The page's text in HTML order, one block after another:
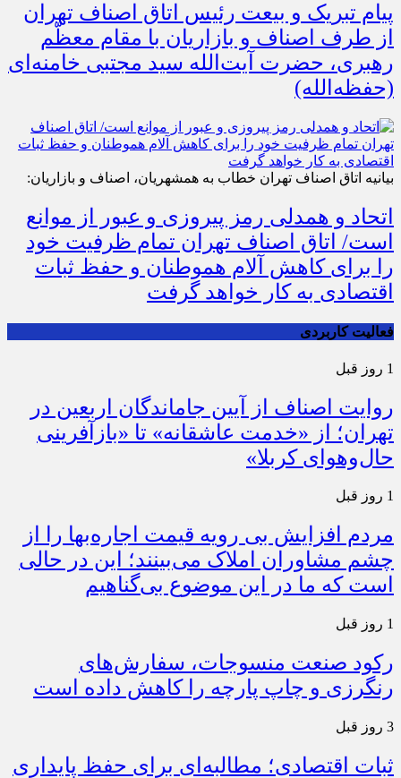
پیام تبریک و بیعت رئیس اتاق اصناف تهران
از طرف اصناف و بازاریان با مقام معظّم
رهبری، حضرت آیت‌الله سید مجتبی خامنه‌ای
(حفظه‌الله)
بیانیه اتاق اصناف تهران خطاب به همشهریان، اصناف و بازاریان:
اتحاد و همدلی رمز پیروزی و عبور از موانع
است/ اتاق اصناف تهران تمام ظرفیت خود
را برای کاهش آلام هموطنان و حفظ ثبات
اقتصادی به کار خواهد گرفت
فعالیت کاربردی
1 روز قبل
روایت اصناف از آیین جاماندگان اربعین در
تهران؛ از «خدمت عاشقانه» تا «بازآفرینی
حال‌وهوای کربلا»
1 روز قبل
مردم افزایش بی رویه قیمت اجاره‌بها را از
چشم مشاوران املاک می‌بینند؛ این در حالی
است که ما در این موضوع بی‌گناهیم
1 روز قبل
رکود صنعت منسوجات، سفارش‌های
رنگرزی و چاپ پارچه را کاهش داده است
3 روز قبل
ثبات اقتصادی؛ مطالبه‌ای برای حفظ پایداری